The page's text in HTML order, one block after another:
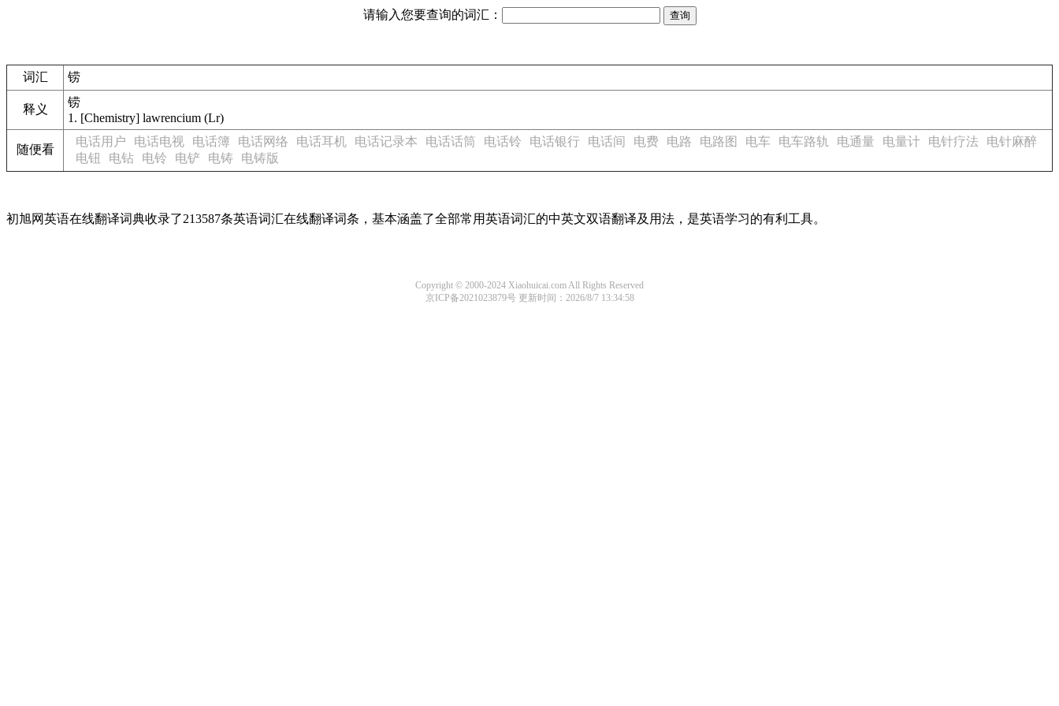
请输入您要查询的词汇：
词汇 铹
释义
铹
1. [Chemistry] lawrencium (Lr)
随便看
电话用户 电话电视 电话簿 电话网络 电话耳机 电话记录本 电话话筒 电话铃 电话银行 电话间 电费 电路 电路图 电车 电车路轨 电通量 电量计 电针疗法
电针麻醉
电钮
电钻 电铃 电铲 电铸 电铸版
初旭网英语在线翻译词典收录了213587条英语词汇在线翻译词条，基本涵盖了全部常用英语词汇的中英文双语翻译及用法，是英语学习的有利工具。
Copyright © 2000-2024 Xiaohuicai.com All Rights Reserved
京ICP备2021023879号更新时间：2026/8/7 13:34:58